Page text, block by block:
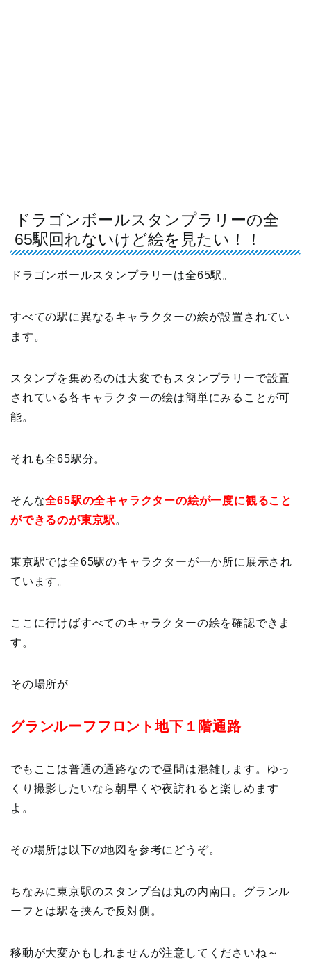
ドラゴンボールスタンプラリーの全
65駅回れないけど絵を見たい！！
ドラゴンボールスタンプラリーは全65駅。
すべての駅に異なるキャラクターの絵が設置されてい
ます。
スタンプを集めるのは大変でもスタンプラリーで設置
されている各キャラクターの絵は簡単にみることが可
能。
それも全65駅分。
そんな全65駅の全キャラクターの絵が一度に観ること
ができるのが東京駅 。
東京駅では全65駅のキャラクターが一か所に展示され
ています。
ここに行けばすべてのキャラクターの絵を確認できま
す。
その場所が
グランルーフフロント地下１階通路
でもここは普通の通路なので昼間は混雑します。ゆっ
くり撮影したいなら朝早くや夜訪れると楽しめます
よ。
その場所は以下の地図を参考にどうぞ。
ちなみに東京駅のスタンプ台は丸の内南口。グランル
ーフとは駅を挟んで反対側。
移動が大変かもしれませんが注意してくださいね～